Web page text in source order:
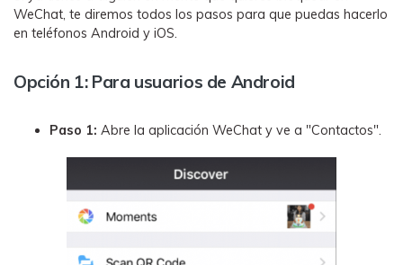
WeChat, te diremos todos los pasos para que puedas hacerlo
en teléfonos Android y iOS.
Opción 1: Para usuarios de Android
Paso 1: Abre la aplicación WeChat y ve a "Contactos".